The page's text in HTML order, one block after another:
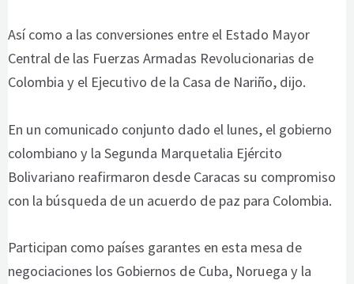
Así como a las conversiones entre el Estado Mayor
Central de las Fuerzas Armadas Revolucionarias de
Colombia y el Ejecutivo de la Casa de Nariño, dijo.
En un comunicado conjunto dado el lunes, el gobierno
colombiano y la Segunda Marquetalia Ejército
Bolivariano reafirmaron desde Caracas su compromiso
con la búsqueda de un acuerdo de paz para Colombia.
Participan como países garantes en esta mesa de
negociaciones los Gobiernos de Cuba, Noruega y la